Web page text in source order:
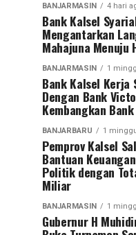
BANJARMASIN 4 hari
Bank Kalsel
Mengantarkan
Mahajuna Menuju
BANJARMASIN 1
Bank Kalsel Kerja
Dengan Bank
Kembangkan
BANJARBARU 1
Pemprov Kalsel
Bantuan
Politik dengan
Miliar
BANJARMASIN 1
Gubernur H